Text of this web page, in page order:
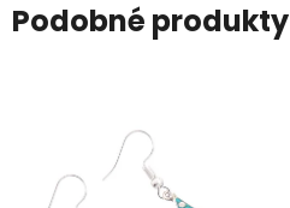
Podobné produkty